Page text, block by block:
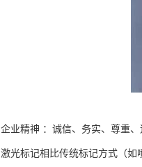
企业精神 ：诚信、务实、尊重
激光标记相比传统标记方式（如